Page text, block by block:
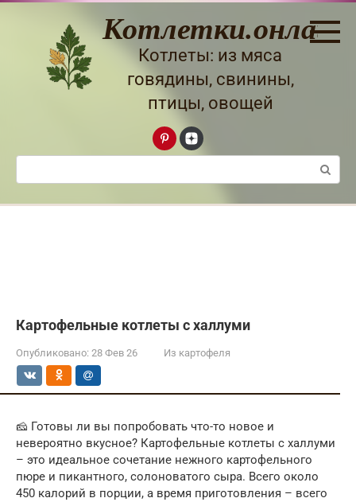
Перейти
Котлетки.онлайн
Котлеты: из мяса
говядины, свинины,
птицы, овощей
Поиск:
Картофельные котлеты с халлуми
Опубликовано: 28 Фев 26 Из картофеля
🧀 Готовы ли вы попробовать что-то новое и
невероятно вкусное? Картофельные котлеты с халлуми
– это идеальное сочетание нежного картофельного
пюре и пикантного, солоноватого сыра. Всего около
450 калорий в порции, а время приготовления – всего